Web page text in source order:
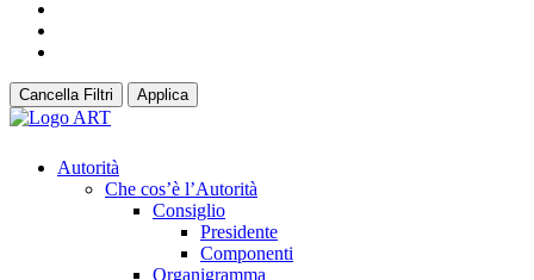
Cancella Filtri Applica
Autorità
Che cos’è l’Autorità
Consiglio
Presidente
Componenti
Organigramma